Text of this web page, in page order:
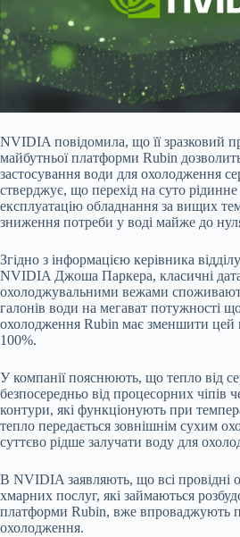
NVIDIA повідомила, що її зразковий
майбутньої платформи Rubin
застосування води для охолодження
стверджує, що перехід на суто
експлуатацію обладнання за вищих
зниження потреби у воді майже до
Згідно з інформацією керівника
NVIDIA Джоша Паркера, класичні
охолоджувальними вежами
галонів води на мегават потужності
охолодження Rubin має зменшити цей
100%.
У компанії пояснюють, що тепло від
безпосередньо від процесорних чіпів
контури, які функціонують при
тепло передається зовнішнім сухим
суттєво рідше залучати воду для
В NVIDIA заявляють, що всі провідні
хмарних послуг, які займаються
платформи Rubin, вже впроваджують
охолодження.